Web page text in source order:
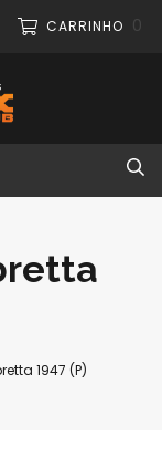
CARRINHO 0
1947 (P)